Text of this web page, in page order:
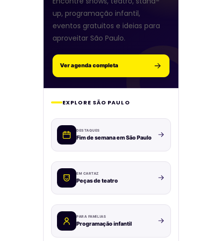
up, programação infantil,
eventos gratuitos e ideias para
aproveitar São Paulo.
Ver agenda completa
EXPLORE SÃO PAULO
DESTAQUES
Fim de semana em São Paulo
EM CARTAZ
Peças de teatro
PARA FAMÍLIAS
Programação infantil